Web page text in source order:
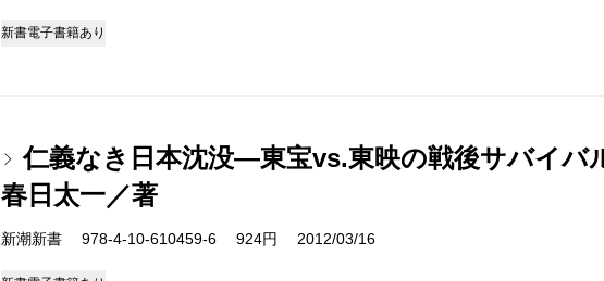
新書電子書籍あり
仁義なき日本沈没―東宝vs.東映の戦後サバイ
春日太一／著
新潮新書 978-4-10-610459-6 924円 2012/03/16